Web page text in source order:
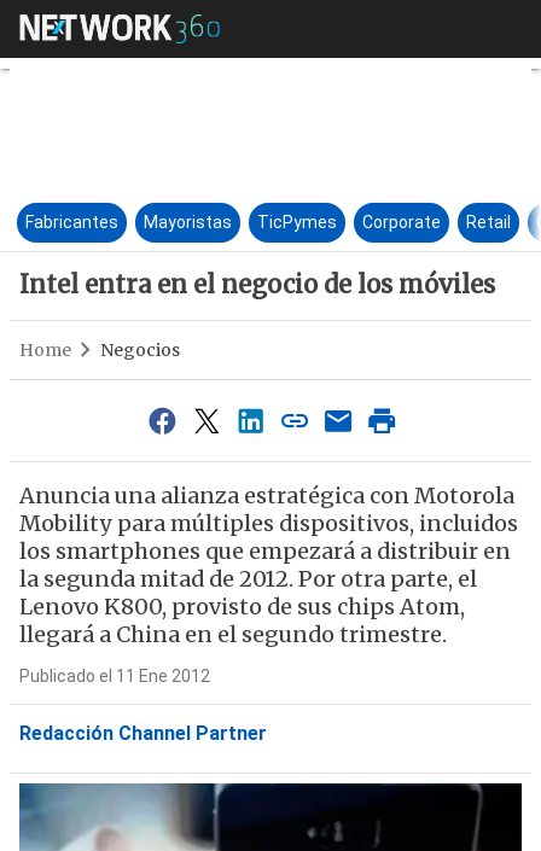
Intel entra en el negocio de
Fabricantes Mayoristas TicPymes Corporate Retail
Intel entra en el negocio de los móviles
Home Negocios
Anuncia una alianza estratégica con Motorola
Mobility para múltiples dispositivos, incluidos
los smartphones que empezará a distribuir en
la segunda mitad de 2012. Por otra parte, el
Lenovo K800, provisto de sus chips Atom,
llegará a China en el segundo trimestre.
Publicado el 11 Ene 2012
Redacción Channel Partner